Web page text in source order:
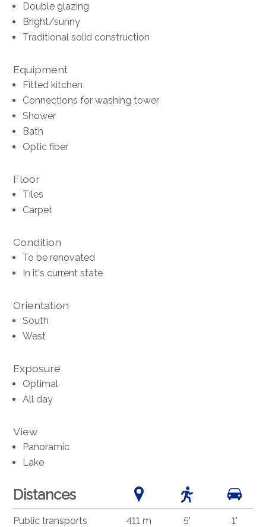
Double glazing
Bright/sunny
Traditional solid construction
Equipment
Fitted kitchen
Connections for washing tower
Shower
Bath
Optic fiber
Floor
Tiles
Carpet
Condition
To be renovated
In it's current state
Orientation
South
West
Exposure
Optimal
All day
View
Panoramic
Lake
Distances
Public transports 411 m 5' 1'